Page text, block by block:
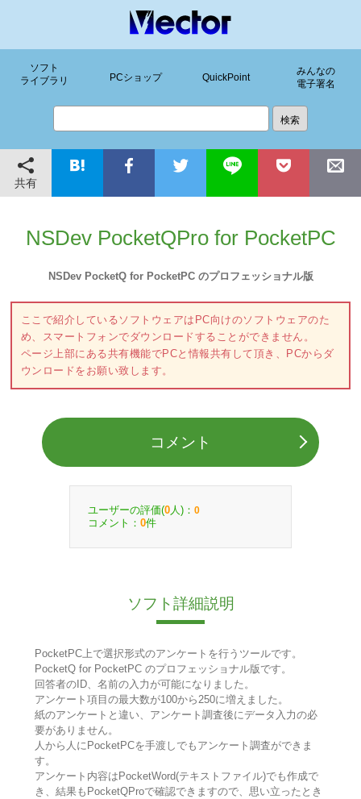
ソフト
ライブラリ
PCショップ QuickPoint
みんなの
電子署名
共有
NSDev PocketQPro for PocketPC
NSDev PocketQ for PocketPC のプロフェッショナル版
ここで紹介しているソフトウェアはPC向けのソフトウェアのた
め、スマートフォンでダウンロードすることができません。
ページ上部にある共有機能でPCと情報共有して頂き、PCからダ
ウンロードをお願い致します。
コメント
ユーザーの評価(0 人)： 0
コメント： 0件
ソフト詳細説明
PocketPC上で選択形式のアンケートを行うツールです。
PocketQ for PocketPC のプロフェッショナル版です。
回答者のID、名前の入力が可能になりました。
アンケート項目の最大数が100から250に増えました。
紙のアンケートと違い、アンケート調査後にデータ入力の必
要がありません。
人から人にPocketPCを手渡しでもアンケート調査ができま
す。
アンケート内容はPocketWord(テキストファイル)でも作成で
き、結果もPocketQProで確認できますので、思い立ったとき